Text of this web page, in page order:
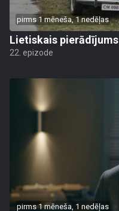
pirms 1 mēneša, 1 nedēļas
Lietiskais pierādījums
22. epizode
pirms 1 mēneša, 1 nedēļas